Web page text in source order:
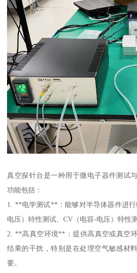
真空探针台是一种用于微电子器件测试
功能包括：
1. **电学测试**：能够对半导体器件进
电压）特性测试、CV（电容-电压）特性测
2. **高真空环境**：提供高真空或真空
结果的干扰，特别是在处理空气敏感材
要。